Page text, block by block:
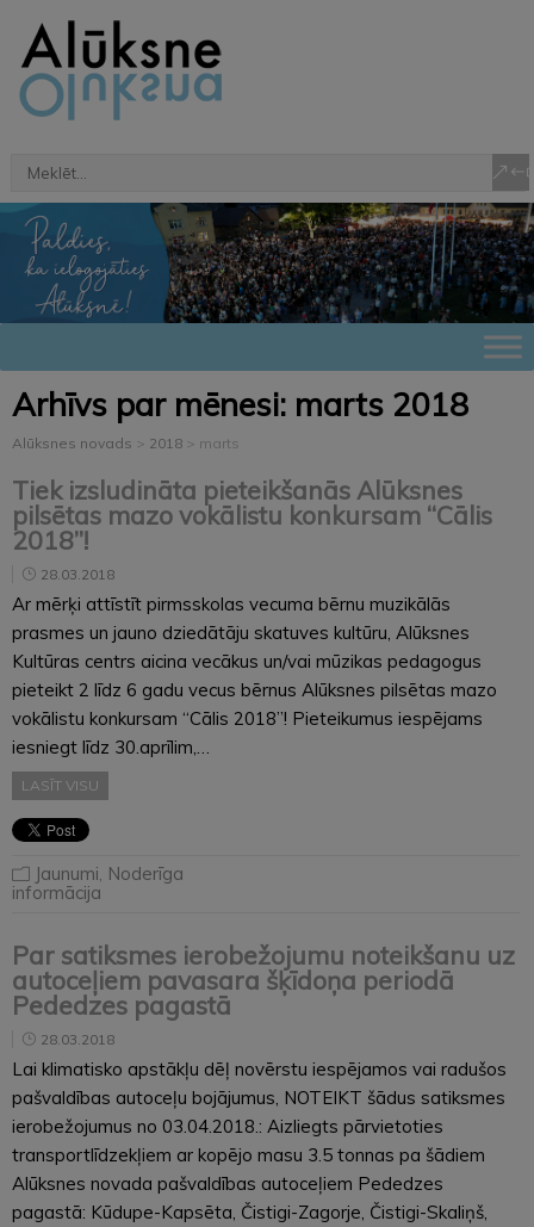
Arhīvs par mēnesi: marts 2018
Alūksnes novads > 2018 > marts
Tiek izsludināta pieteikšanās Alūksnes
pilsētas mazo vokālistu konkursam “Cālis
2018”!
28.03.2018
Ar mērķi attīstīt pirmsskolas vecuma bērnu muzikālās
prasmes un jauno dziedātāju skatuves kultūru, Alūksnes
Kultūras centrs aicina vecākus un/vai mūzikas pedagogus
pieteikt 2 līdz 6 gadu vecus bērnus Alūksnes pilsētas mazo
vokālistu konkursam “Cālis 2018”! Pieteikumus iespējams
iesniegt līdz 30.aprīlim,…
LASĪT VISU
Jaunumi Noderīga
informācija
Par satiksmes ierobežojumu noteikšanu uz
autoceļiem pavasara šķīdoņa periodā
Pededzes pagastā
28.03.2018
Lai klimatisko apstākļu dēļ novērstu iespējamos vai radušos
pašvaldības autoceļu bojājumus, NOTEIKT šādus satiksmes
ierobežojumus no 03.04.2018.: Aizliegts pārvietoties
transportlīdzekļiem ar kopējo masu 3.5 tonnas pa šādiem
Alūksnes novada pašvaldības autoceļiem Pededzes
pagastā: Kūdupe-Kapsēta, Čistigi-Zagorje, Čistigi-Skaliņš,